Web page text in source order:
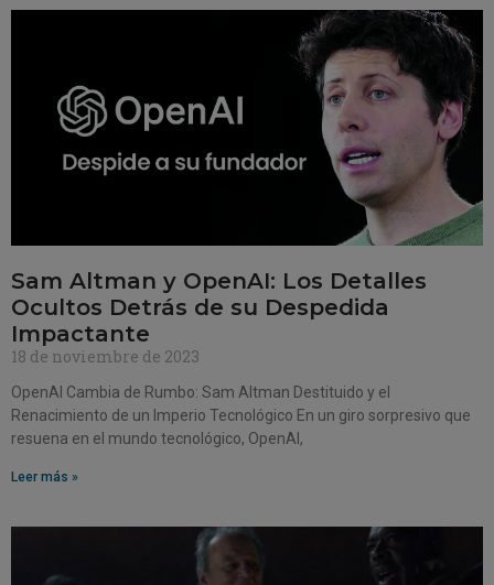
Sam Altman y OpenAI: Los Detalles
Ocultos Detrás de su Despedida
Impactante
18 de noviembre de 2023
OpenAI Cambia de Rumbo: Sam Altman Destituido y el
Renacimiento de un Imperio Tecnológico En un giro sorpresivo que
resuena en el mundo tecnológico, OpenAI,
Leer más »